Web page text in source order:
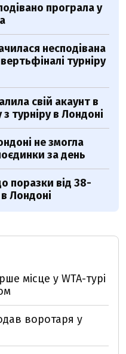
програла у
несподівана
турніру
свій акаунт в
з турніру в Лондоні
не змогла
за день
поразки від 38-
в Лондоні
місце у WTA-турі
воротаря у